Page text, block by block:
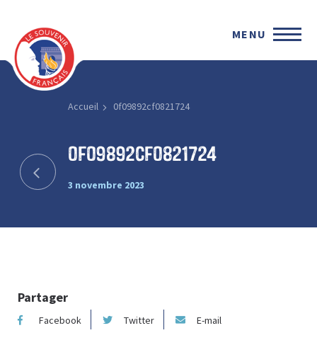
MENU
Accueil 0f09892cf0821724
0f09892cf0821724
3 novembre 2023
Partager
Facebook Twitter E-mail